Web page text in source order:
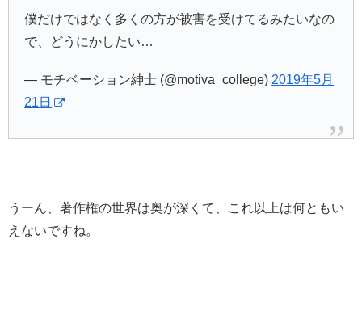
僕だけではなく多くの方が被害を受けてるみたいなの
で、どうにかしたい…
— モチベーション紳士 (@motiva_college)2019年5月
21日
うーん、著作権の世界は奥が深くて、これ以上は何ともい
えないですね。